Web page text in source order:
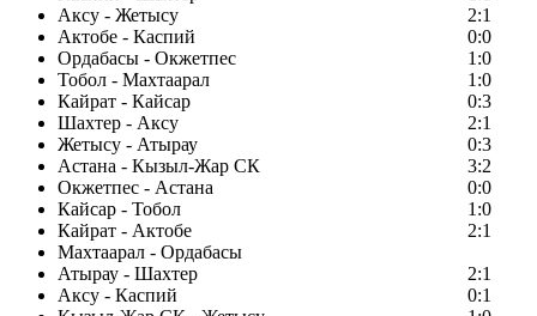
Аксу - Жетысу
2:1
Актобе - Каспий
0:0
Ордабасы - Окжетпес
1:0
Тобол - Махтаарал
1:0
Кайрат - Кайсар
0:3
Шахтер - Аксу
2:1
Жетысу - Атырау
0:3
Астана - Кызыл-Жар СК
3:2
Окжетпес - Астана
0:0
Кайсар - Тобол
1:0
Кайрат - Актобе
2:1
Махтаарал - Ордабасы
Атырау - Шахтер
2:1
Аксу - Каспий
0:1